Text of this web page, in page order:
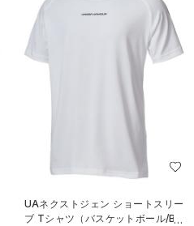
UAネクストジェン ショートスリー
ブ Tシャツ（バスケットボール/BO